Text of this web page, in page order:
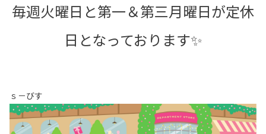
毎週火曜日と第一＆第三月曜日が定休
日となっております✨
ｓ－びす